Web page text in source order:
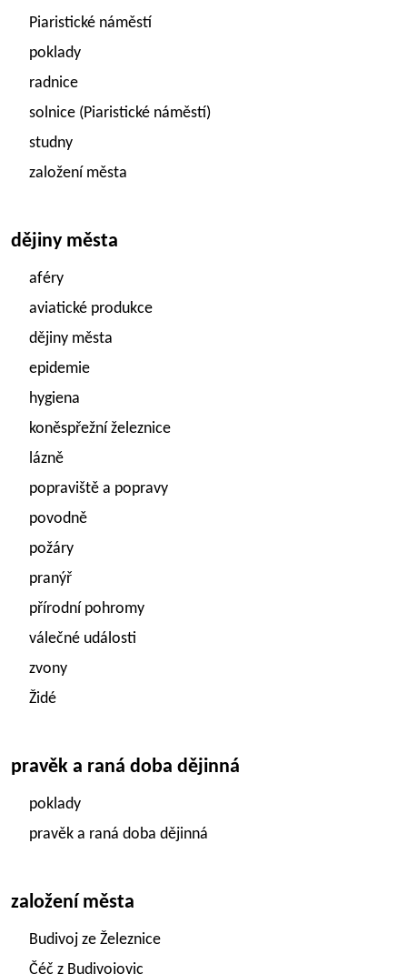
Piaristické náměstí
poklady
radnice
solnice (Piaristické náměstí)
studny
založení města
dějiny města
aféry
aviatické produkce
dějiny města
epidemie
hygiena
koněspřežní železnice
lázně
popraviště a popravy
povodně
požáry
pranýř
přírodní pohromy
válečné události
zvony
Židé
pravěk a raná doba dějinná
poklady
pravěk a raná doba dějinná
založení města
Budivoj ze Železnice
Čéč z Budivojovic